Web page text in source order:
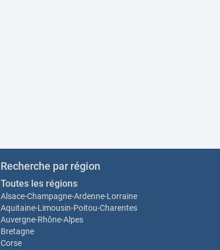
Recherche par région
Toutes les régions
Alsace-Champagne-Ardenne-Lorraine
Aquitaine-Limousin-Poitou-Charentes
Auvergne-Rhône-Alpes
Bretagne
Corse